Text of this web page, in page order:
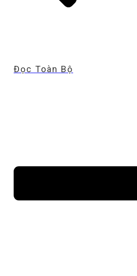
Đọc Toàn Bộ